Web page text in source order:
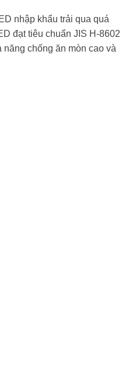
nhập khẩu trải qua quá
đạt tiêu chuẩn JIS H-8602
năng chống ăn mòn cao và